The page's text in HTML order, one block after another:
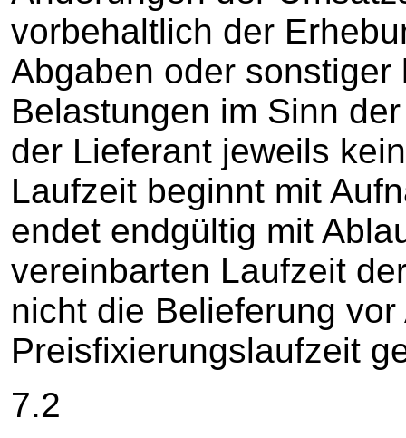
vorbehaltlich der
Abgaben oder
Belastungen im Sinn
der Lieferant jeweils
Laufzeit beginnt mit
endet endgültig mit
vereinbarten Laufzeit
nicht die Belieferung
Preisfixierungslaufzeit
7.2